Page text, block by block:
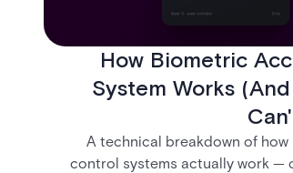
How Biometric
System Works
A technical breakdown of
control systems actually work —